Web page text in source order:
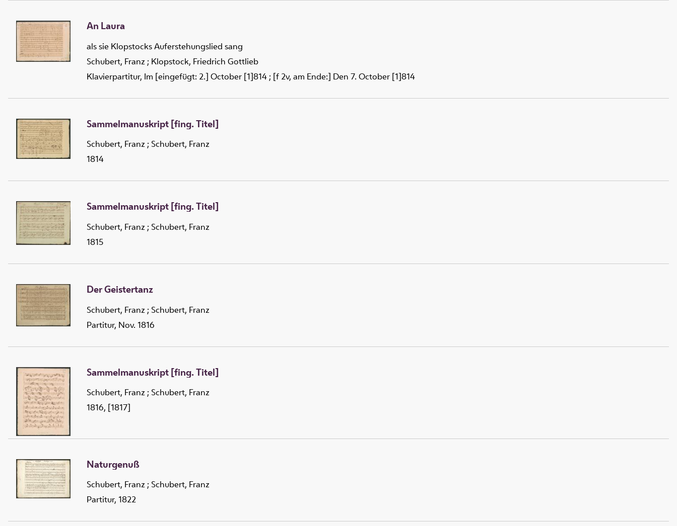
An Laura
als sie Klopstocks Auferstehungslied sang
Schubert, Franz ; Klopstock, Friedrich Gottlieb
Klavierpartitur, Im [eingefügt: 2.] October [1]814 ; [f 2v, am Ende:] Den 7. October [1]814
Sammelmanuskript [fing. Titel]
Schubert, Franz ; Schubert, Franz
1814
Sammelmanuskript [fing. Titel]
Schubert, Franz ; Schubert, Franz
1815
Der Geistertanz
Schubert, Franz ; Schubert, Franz
Partitur, Nov. 1816
Sammelmanuskript [fing. Titel]
Schubert, Franz ; Schubert, Franz
1816, [1817]
Naturgenuß
Schubert, Franz ; Schubert, Franz
Partitur, 1822